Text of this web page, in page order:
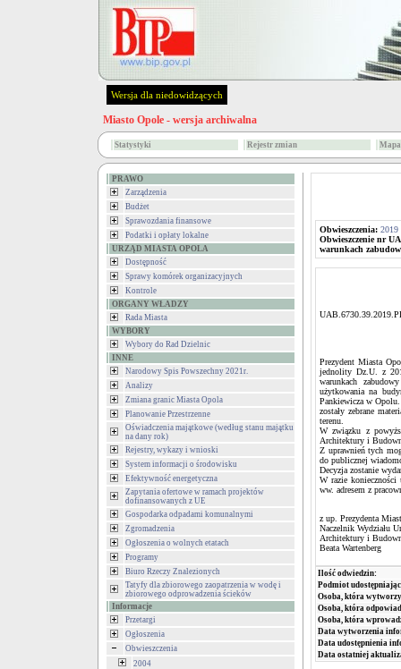
Wersja dla niedowidzących
Miasto Opole - wersja archiwalna
Statystyki Rejestr zmian
PRAWO
Zarządzenia
Budżet
Sprawozdania finansowe
Podatki i opłaty lokalne
URZĄD MIASTA OPOLA
Dostępność
Sprawy komórek organizacyjnych
Kontrole
ORGANY WŁADZY
Rada Miasta
WYBORY
Wybory do Rad Dzielnic
INNE
Narodowy Spis Powszechny 2021r.
Analizy
Zmiana granic Miasta Opola
Planowanie Przestrzenne
Oświadczenia majątkowe (według stanu majątku
na dany rok)
Rejestry, wykazy i wnioski
System informacji o środowisku
Efektywność energetyczna
Zapytania ofertowe w ramach projektów
dofinansowanych z UE
Gospodarka odpadami komunalnymi
Zgromadzenia
Ogłoszenia o wolnych etatach
Programy
Biuro Rzeczy Znalezionych
Tatyfy dla zbiorowego zaopatrzenia w wodę i
zbiorowego odprowadzenia ścieków
Informacje
Przetargi
Ogłoszenia
Obwieszczenia
2004
Obwieszczenia: 2019
Obwieszczenie nr
warunkach
Prezydent Miasta
jednolity Dz.U. z
warunkach
użytkowania na
Pankiewicza w Opolu.
zostały zebrane
terenu.
W związku z
Architektury i
Z uprawnień tych
do publicznej
Decyzja zostanie
W razie
ww. adresem z
z up. Prezydenta
Naczelnik Wydziału
Architektury i
Beata Wartenberg
Ilość odwiedzin:
Podmiot
Osoba, która
Osoba, która
Osoba, która
Data wytworzenia
Data udostępnienia
Data ostatniej